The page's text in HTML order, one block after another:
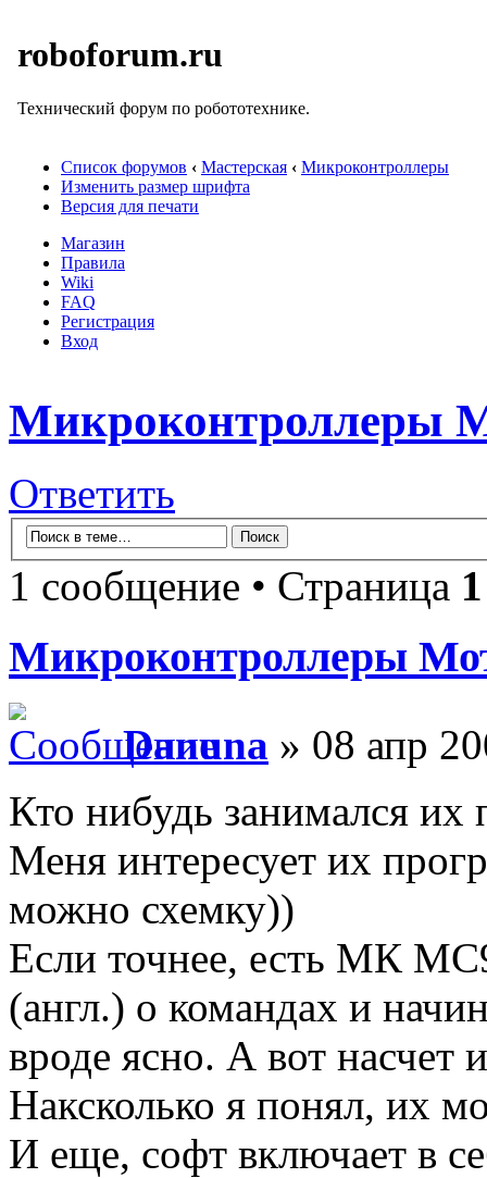
roboforum.ru
Технический форум по робототехнике.
Список форумов ‹ Мастерская ‹ Микроконтроллеры
Изменить размер шрифта
Версия для печати
Магазин
Правила
Wiki
FAQ
Регистрация
Вход
Микроконтроллеры
Ответить
1 сообщение • Страница 1
Микроконтроллеры
Danuna » 08 апр
Кто нибудь занимался
Меня интересует их
можно схемку))
Если точнее, есть МК
(англ.) о командах и
вроде ясно. А вот насчет
Наксколько я понял, их
И еще, софт включает в